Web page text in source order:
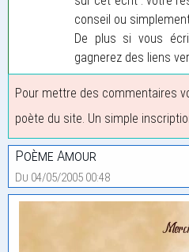
conseil ou
De plus si vous
gagnerez des liens
Pour mettre des commentaires
poète du site. Un simple
Poème Amour
Du 04/05/2005 00:48